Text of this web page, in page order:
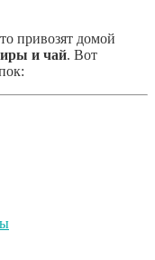
привозят домой
и чай. Вот